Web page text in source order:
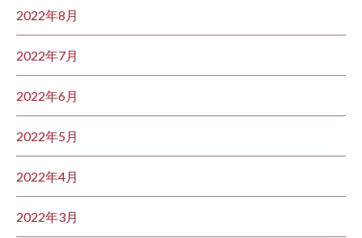
2022年8月
2022年7月
2022年6月
2022年5月
2022年4月
2022年3月